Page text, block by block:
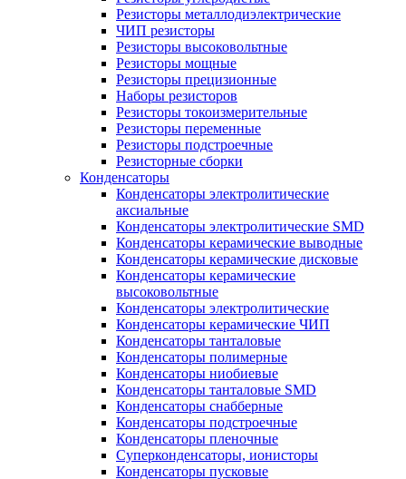
Резисторы металлодиэлектрические
ЧИП резисторы
Резисторы высоковольтные
Резисторы мощные
Резисторы прецизионные
Наборы резисторов
Резисторы токоизмерительные
Резисторы переменные
Резисторы подстроечные
Резисторные сборки
Конденсаторы
Конденсаторы электролитические
аксиальные
Конденсаторы электролитические SMD
Конденсаторы керамические выводные
Конденсаторы керамические дисковые
Конденсаторы керамические
высоковольтные
Конденсаторы электролитические
Конденсаторы керамические ЧИП
Конденсаторы танталовые
Конденсаторы полимерные
Конденсаторы ниобиевые
Конденсаторы танталовые SMD
Конденсаторы снабберные
Конденсаторы подстроечные
Конденсаторы пленочные
Суперконденсаторы, ионисторы
Конденсаторы пусковые